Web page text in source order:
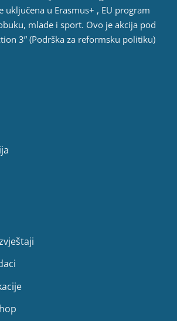
uključena u Erasmus+ , EU program
mlade i sport. Ovo je akcija pod
3” (Podrška za reformsku politiku)